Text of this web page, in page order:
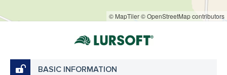
© MapTiler© OpenStreetMap contributors
BASIC INFORMATION